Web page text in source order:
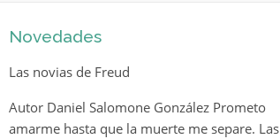
Novedades
Las novias de Freud
Autor Daniel Salomone González Prometo
amarme hasta que la muerte me separe. Las